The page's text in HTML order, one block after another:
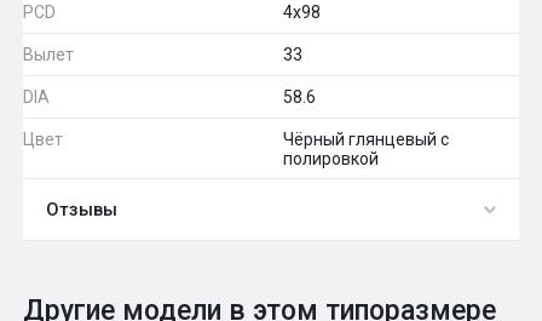
PCD 4x98
Вылет 33
DIA 58.6
Цвет
Чёрный глянцевый с
полировкой
Отзывы
Общий рейтинг 0
Другие модели в этом типоразмере